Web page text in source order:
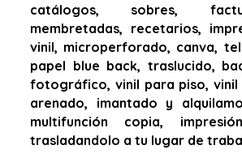
catálogos, sobres,
membretadas, recetarios,
vinil, microperforado, canva,
papel blue back, traslucido,
fotográfico, vinil para piso,
arenado, imantado y
multifunción copia,
trasladandolo a tu lugar de